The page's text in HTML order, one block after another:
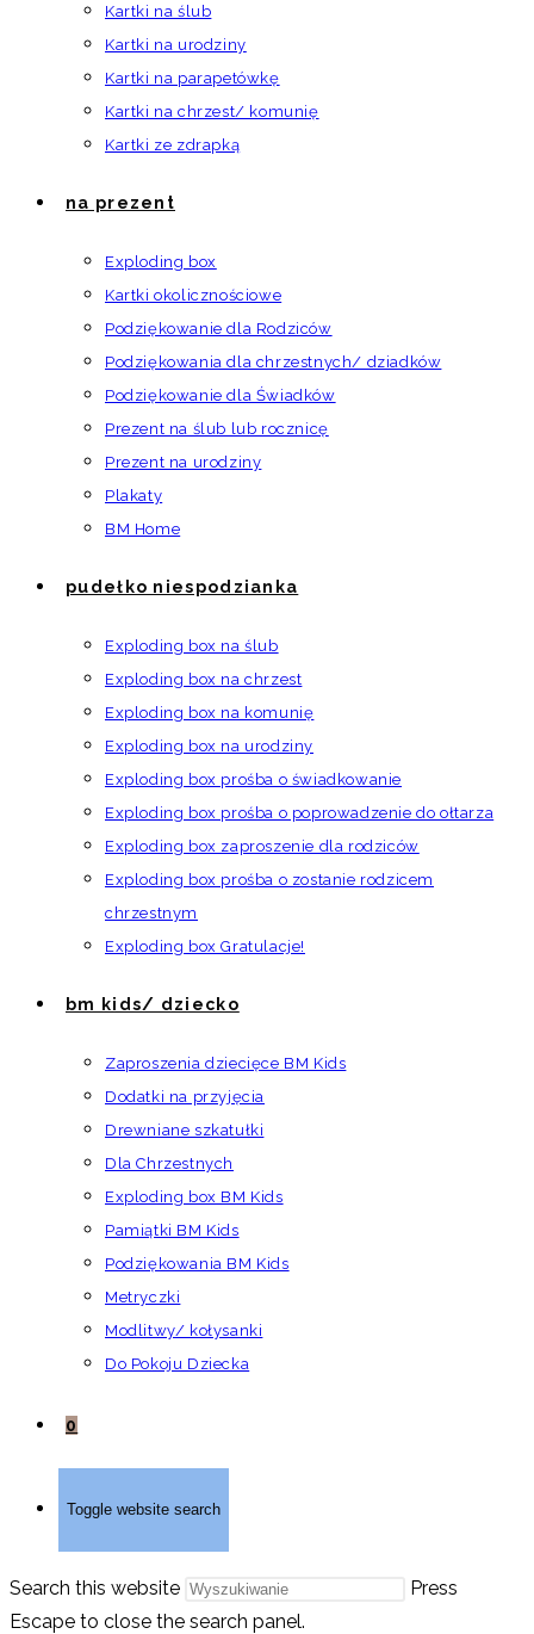
Kartki na ślub
Kartki na urodziny
Kartki na parapetówkę
Kartki na chrzest/ komunię
Kartki ze zdrapką
na prezent
Exploding box
Kartki okolicznościowe
Podziękowanie dla Rodziców
Podziękowania dla chrzestnych/ dziadków
Podziękowanie dla Świadków
Prezent na ślub lub rocznicę
Prezent na urodziny
Plakaty
BM Home
pudełko niespodzianka
Exploding box na ślub
Exploding box na chrzest
Exploding box na komunię
Exploding box na urodziny
Exploding box prośba o świadkowanie
Exploding box prośba o poprowadzenie do ołtarza
Exploding box zaproszenie dla rodziców
Exploding box prośba o zostanie rodzicem
chrzestnym
Exploding box Gratulacje!
bm kids/ dziecko
Zaproszenia dziecięce BM Kids
Dodatki na przyjęcia
Drewniane szkatułki
Dla Chrzestnych
Exploding box BM Kids
Pamiątki BM Kids
Podziękowania BM Kids
Metryczki
Modlitwy/ kołysanki
Do Pokoju Dziecka
0
Toggle website search
Search this website
Press
Escape to close the search panel.